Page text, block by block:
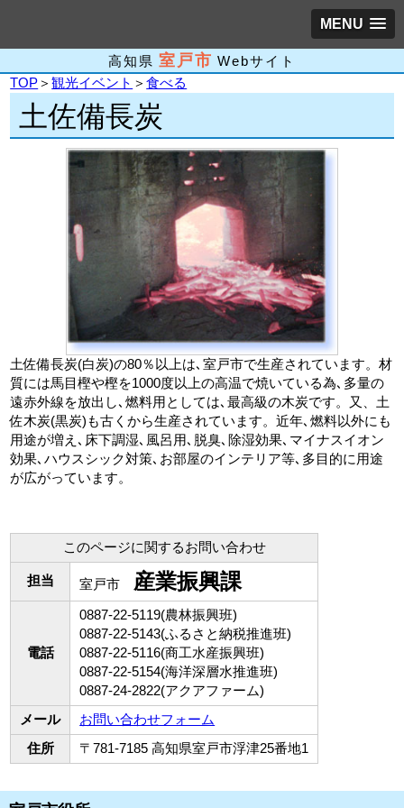
MENU
高知県 室戸市 Webサイト
TOP＞観光イベント ＞食べる
土佐備長炭
土佐備長炭(白炭)の80％以上は､室戸市で生産されています。材
質には馬目樫や樫を1000度以上の高温で焼いている為､多量の
遠赤外線を放出し､燃料用としては､最高級の木炭です。又、土
佐木炭(黒炭)も古くから生産されています。近年､燃料以外にも
用途が増え､床下調湿､風呂用､脱臭､除湿効果､マイナスイオン
効果､ハウスシック対策､お部屋のインテリア等､多目的に用途
が広がっています。
このページに関するお問い合わせ
担当 室戸市 産業振興課
電話
0887-22-5119(農林振興班)
0887-22-5143(ふるさと納税推進班)
0887-22-5116(商工水産振興班)
0887-22-5154(海洋深層水推進班)
0887-24-2822(アクアファーム)
メール
お問い合わせフォーム
住所
〒781-7185 高知県室戸市浮津25番地1